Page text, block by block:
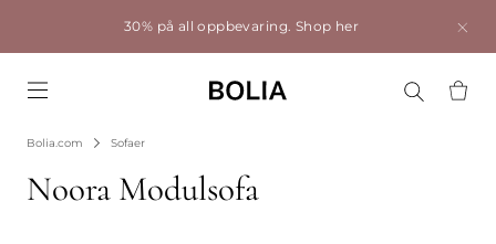
30% på all oppbevaring. Shop her
Bolia.com Sofaer
Noora Modulsofa